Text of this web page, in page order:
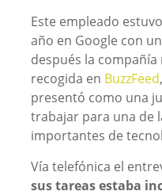
Este empleado
año en Google con
después la
recogida en BuzzFeed
presentó como una
trabajar para una de
importantes de
Vía telefónica el
sus tareas estaba